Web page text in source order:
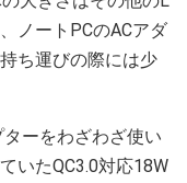
ノートPCのACアダ
ち運びの際には少
ーをわざわざ使い
いたQC3.0対応18W